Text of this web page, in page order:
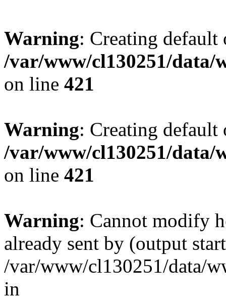
Warning: Creating
/var/www/cl130251/data/
on line 421
Warning: Creating
/var/www/cl130251/data/
on line 421
Warning: Cannot modify
already sent by (output
/var/www/cl130251/data/
in